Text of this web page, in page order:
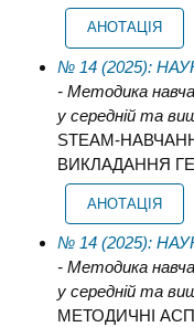
АНОТАЦІЯ
№ 14 (2025):
- Методика
у середній та
STEAM-
ВИКЛАДАННЯ
АНОТАЦІЯ
№ 14 (2025):
- Методика
у середній та
МЕТОДИЧНІ